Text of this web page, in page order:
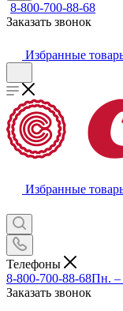
8-800-700-88-68
Заказать звонок
Избранные
Избранные
Телефоны
8-800-700-88-68Пн. –
Заказать звонок